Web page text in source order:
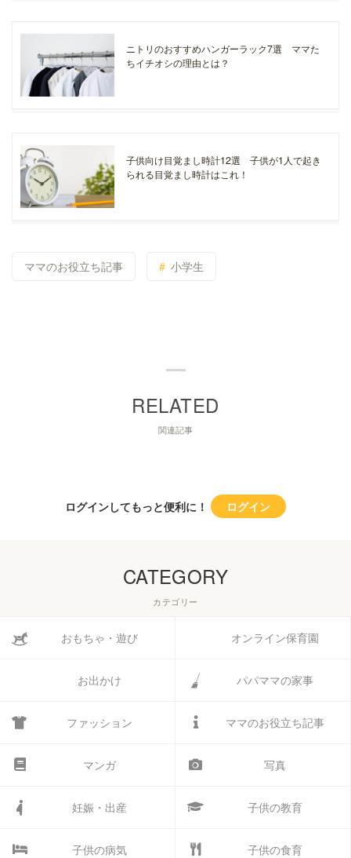
ニトリのおすすめハンガーラック7選 ママた
ちイチオシの理由とは？
子供向け目覚まし時計12選 子供が1人で起き
られる目覚まし時計はこれ！
ママのお役立ち記事 小学生
関連記事
ログインしてもっと便利に！ ログイン
CATEGORY
カテゴリー
おもちゃ・遊び オンライン保育園
お出かけ パパママの家事
ファッション ママのお役立ち記事
マンガ 写真
妊娠・出産 子供の教育
子供の病気 子供の食育